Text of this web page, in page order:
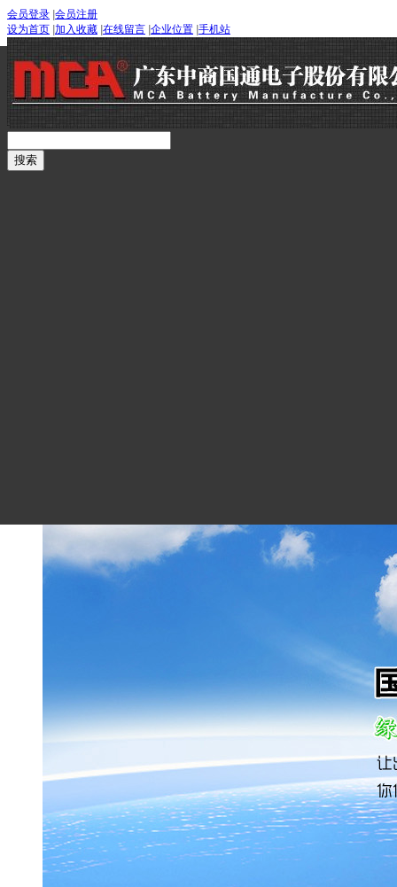
会员登录 会员注册
设为首页 加入收藏 在线留言 企业位置 手机站